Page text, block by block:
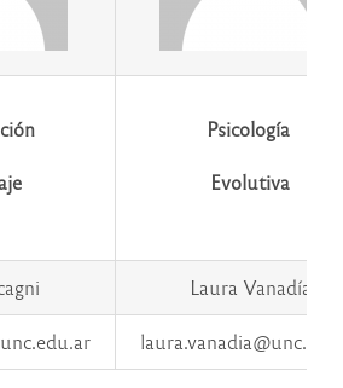
Psicología
Evolutiva
Laura Vanadía